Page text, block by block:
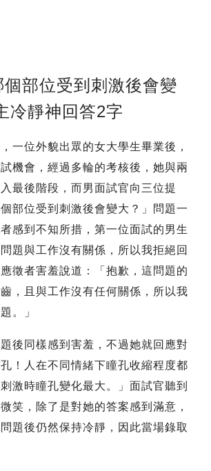
個部位受到刺激後會變
冷靜神回答2字
一位外貌出眾的女大學生畢業後，
機會，經過多輪的考核後，她與兩
最後階段，而男面試官向三位提
部位受到刺激後會變大？」問題一
感到不知所措，第一位面試的男生
題與工作沒有關係，所以我拒絕回
徵者害羞說道：「抱歉，這問題的
，且與工作沒有任何關係，所以我
。」
後同樣感到害羞，不過她就回應對
！人在不同情緒下瞳孔收縮程度都
激時瞳孔變化最大。」面試官聽到
笑，除了是對她的答案感到滿意，
題後仍然保持冷靜，因此當場錄取